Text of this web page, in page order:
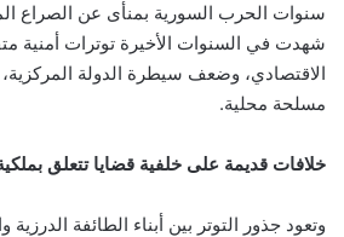
سنوات الحرب السورية بمنأى عن الصراع
شهدت في السنوات الأخيرة توترات أمنية
الاقتصادي، وضعف سيطرة الدولة
مسلحة محلية.
خلافات قديمة على خلفية قضايا تتعلق
وتعود جذور التوتر بين أبناء الطائفة الدرزية